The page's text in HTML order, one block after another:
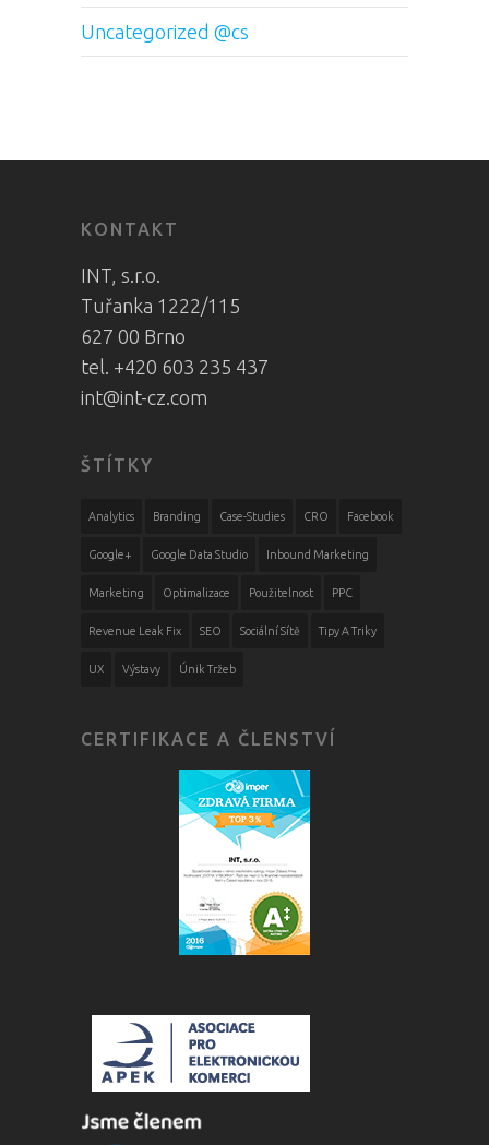
Uncategorized @cs
KONTAKT
INT, s.r.o.
Tuřanka 1222/115
627 00 Brno
tel. +420 603 235 437
int@int-cz.com
ŠTÍTKY
Analytics Branding Case-Studies CRO Facebook
Google+ Google Data Studio Inbound Marketing
Marketing Optimalizace Použitelnost PPC
Revenue Leak Fix SEO Sociální Sítě Tipy A Triky
UX Výstavy Únik Tržeb
CERTIFIKACE A ČLENSTVÍ